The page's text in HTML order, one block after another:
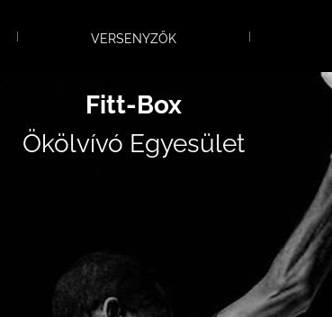
VERSENYZŐK
Fitt-Box
Ökölvívó Egyesület